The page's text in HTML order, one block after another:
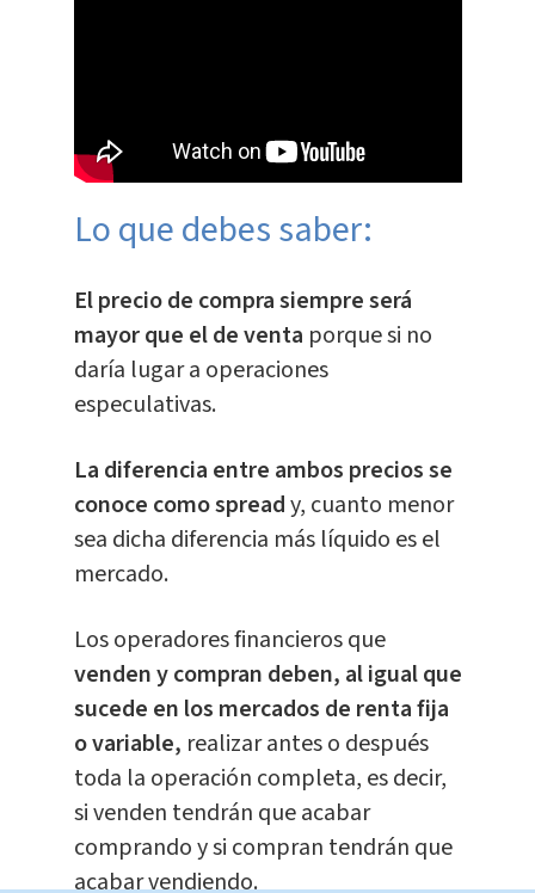
Lo que debes saber:
El precio de compra siempre será
mayor que el de venta porque si no
daría lugar a operaciones
especulativas.
La diferencia entre ambos precios se
conoce como spready, cuanto menor
sea dicha diferencia más líquido es el
mercado.
Los operadores financieros que
venden y compran deben, al igual que
sucede en los mercados de renta fija
o variable, realizar antes o después
toda la operación completa, es decir,
si venden tendrán que acabar
comprando y si compran tendrán que
acabar vendiendo.